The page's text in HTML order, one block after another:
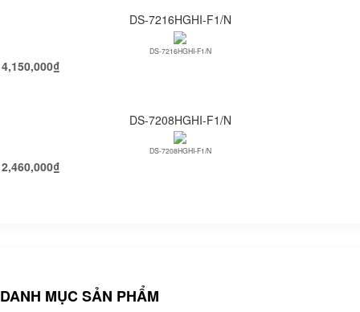
DS-7216HGHI-F1/N
DS-7216HGHI-F1/N
4,150,000₫
DS-7208HGHI-F1/N
DS-7208HGHI-F1/N
2,460,000₫
DANH MỤC SẢN PHẨM